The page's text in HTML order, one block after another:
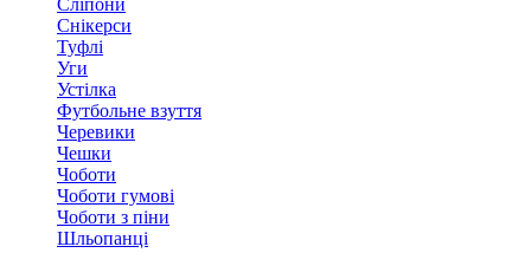
Сліпони
Снікерси
Туфлі
Уги
Устілка
Футбольне взуття
Черевики
Чешки
Чоботи
Чоботи гумові
Чоботи з піни
Шльопанці